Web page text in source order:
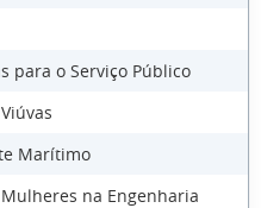
para o Serviço Público
Marítimo
na Engenharia